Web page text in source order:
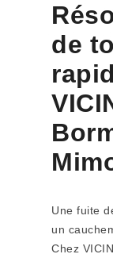
de
Une fuite
un
Chez